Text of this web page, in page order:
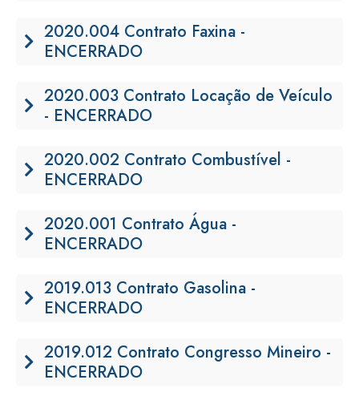
2020.004 Contrato Faxina -
ENCERRADO
2020.003 Contrato Locação de Veículo
- ENCERRADO
2020.002 Contrato Combustível -
ENCERRADO
2020.001 Contrato Água -
ENCERRADO
2019.013 Contrato Gasolina -
ENCERRADO
2019.012 Contrato Congresso Mineiro -
ENCERRADO